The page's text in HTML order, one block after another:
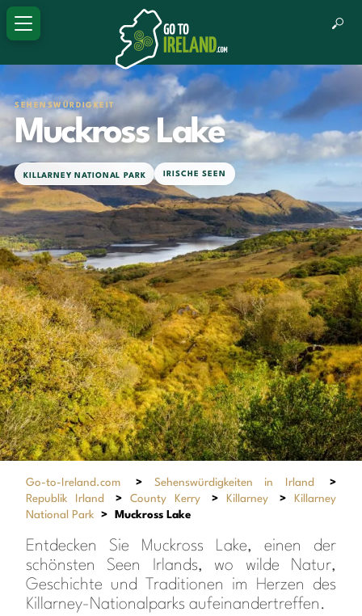
SEHENSWÜRDIGKEIT
Muckross Lake
KILLARNEY NATIONAL PARK IRISCHE SEEN
Go-to-Ireland.com > Sehenswürdigkeiten in Irland
>
Republik Irland
> County Kerry > Killarney >
Killarney
National Park
> Muckross Lake
Entdecken Sie Muckross Lake, einen der
schönsten Seen Irlands, wo wilde Natur,
Geschichte und Traditionen im Herzen des
Killarney-Nationalparks aufeinandertreffen.